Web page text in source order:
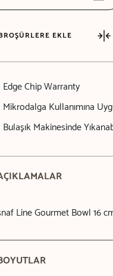
EKLE
Edge Chip Warranty
Mikrodalga Kullanımına
Bulaşık Makinesinde
Line Gourmet Bowl 16